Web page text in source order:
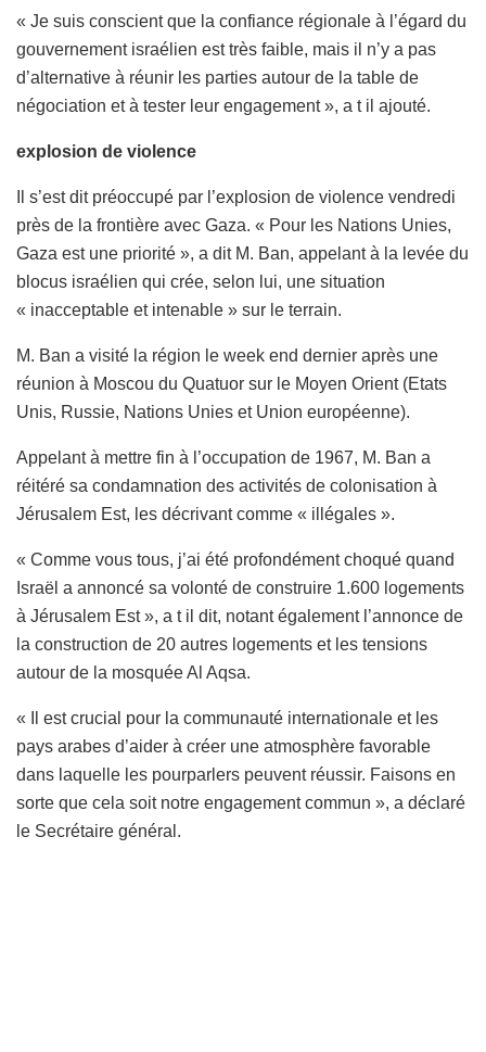
« Je suis conscient que la confiance régionale à l’égard du
gouvernement israélien est très faible, mais il n’y a pas
d’alternative à réunir les parties autour de la table de
négociation et à tester leur engagement », a t il ajouté.
explosion de violence
Il s’est dit préoccupé par l’explosion de violence vendredi
près de la frontière avec Gaza. « Pour les Nations Unies,
Gaza est une priorité », a dit M. Ban, appelant à la levée du
blocus israélien qui crée, selon lui, une situation
« inacceptable et intenable » sur le terrain.
M. Ban a visité la région le week end dernier après une
réunion à Moscou du Quatuor sur le Moyen Orient (Etats
Unis, Russie, Nations Unies et Union européenne).
Appelant à mettre fin à l’occupation de 1967, M. Ban a
réitéré sa condamnation des activités de colonisation à
Jérusalem Est, les décrivant comme « illégales ».
« Comme vous tous, j’ai été profondément choqué quand
Israël a annoncé sa volonté de construire 1.600 logements
à Jérusalem Est », a t il dit, notant également l’annonce de
la construction de 20 autres logements et les tensions
autour de la mosquée Al Aqsa.
« Il est crucial pour la communauté internationale et les
pays arabes d’aider à créer une atmosphère favorable
dans laquelle les pourparlers peuvent réussir. Faisons en
sorte que cela soit notre engagement commun », a déclaré
le Secrétaire général.